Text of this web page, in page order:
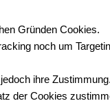
Gründen Cookies.
noch um
ihre
der Cookies